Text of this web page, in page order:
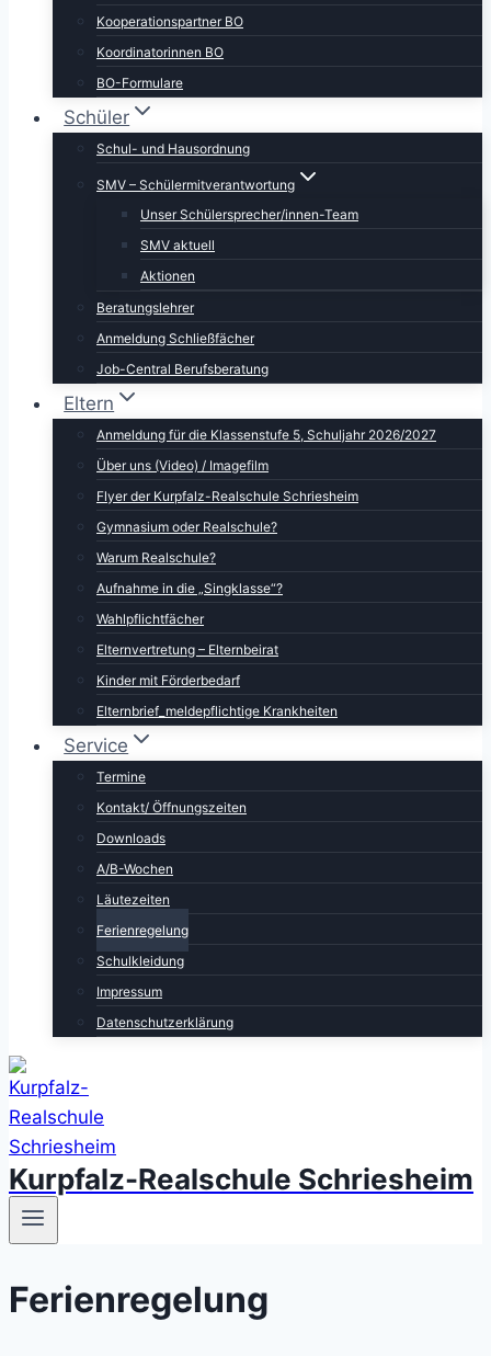
Kooperationspartner BO
Koordinatorinnen BO
BO-Formulare
Schüler
Schul- und Hausordnung
SMV – Schülermitverantwortung
Unser Schülersprecher/innen-Team
SMV aktuell
Aktionen
Beratungslehrer
Anmeldung Schließfächer
Job-Central Berufsberatung
Eltern
Anmeldung für die Klassenstufe 5, Schuljahr 2026/2027
Über uns (Video) / Imagefilm
Flyer der Kurpfalz-Realschule Schriesheim
Gymnasium oder Realschule?
Warum Realschule?
Aufnahme in die „Singklasse“?
Wahlpflichtfächer
Elternvertretung – Elternbeirat
Kinder mit Förderbedarf
Elternbrief_meldepflichtige Krankheiten
Service
Termine
Kontakt/ Öffnungszeiten
Downloads
A/B-Wochen
Läutezeiten
Ferienregelung
Schulkleidung
Impressum
Datenschutzerklärung
Kurpfalz-Realschule Schriesheim
Ferienregelung